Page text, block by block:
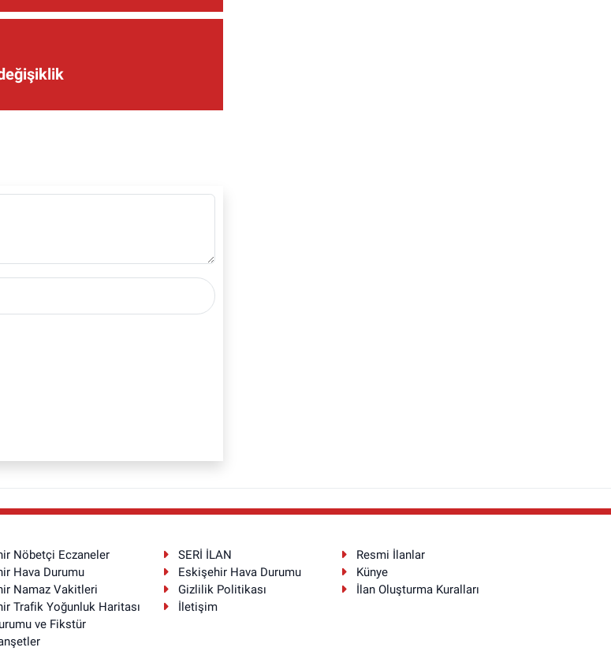
Nöbetçi Eczaneler
Hava Durumu
Namaz Vakitleri
Trafik Yoğunluk Haritası
ve Fikstür
SERİ İLAN
Resmi İlanlar
Eskişehir Hava Durumu
Künye
Gizlilik Politikası
İlan Oluşturma Kuralları
İletişim